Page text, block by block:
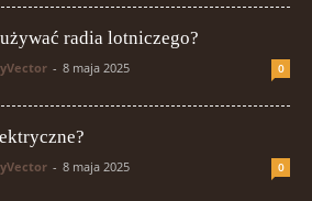
radia lotniczego?
- 8 maja 2025 0
- 8 maja 2025 0